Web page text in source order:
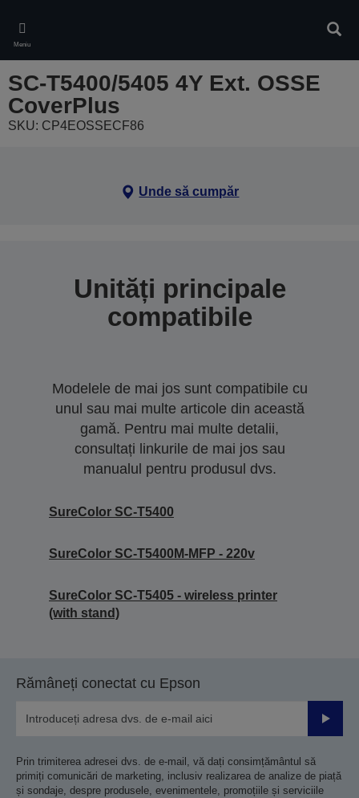
main
content
Meniu
SC-T5400/5405 4Y Ext. OSSE
CoverPlus
SKU: CP4EOSSECF86
Unde să cumpăr
Unități principale
compatibile
Modelele de mai jos sunt compatibile cu
unul sau mai multe articole din această
gamă. Pentru mai multe detalii,
consultați linkurile de mai jos sau
manualul pentru produsul dvs.
SureColor SC-T5400
SureColor SC-T5400M-MFP - 220v
SureColor SC-T5405 - wireless printer
(with stand)
Rămâneți conectat cu Epson
Prin trimiterea adresei dvs. de e-mail, vă dați consimțământul să
primiți comunicări de marketing, inclusiv realizarea de analize de piață
și sondaje, despre produsele, evenimentele, promoțiile și serviciile